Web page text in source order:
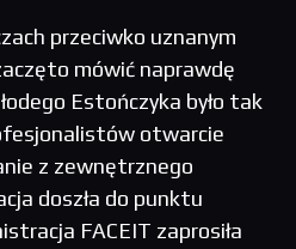
przeciwko uznanym
mówić naprawdę
Estończyka było tak
otwarcie
z zewnętrznego
doszła do punktu
FACEIT zaprosiła